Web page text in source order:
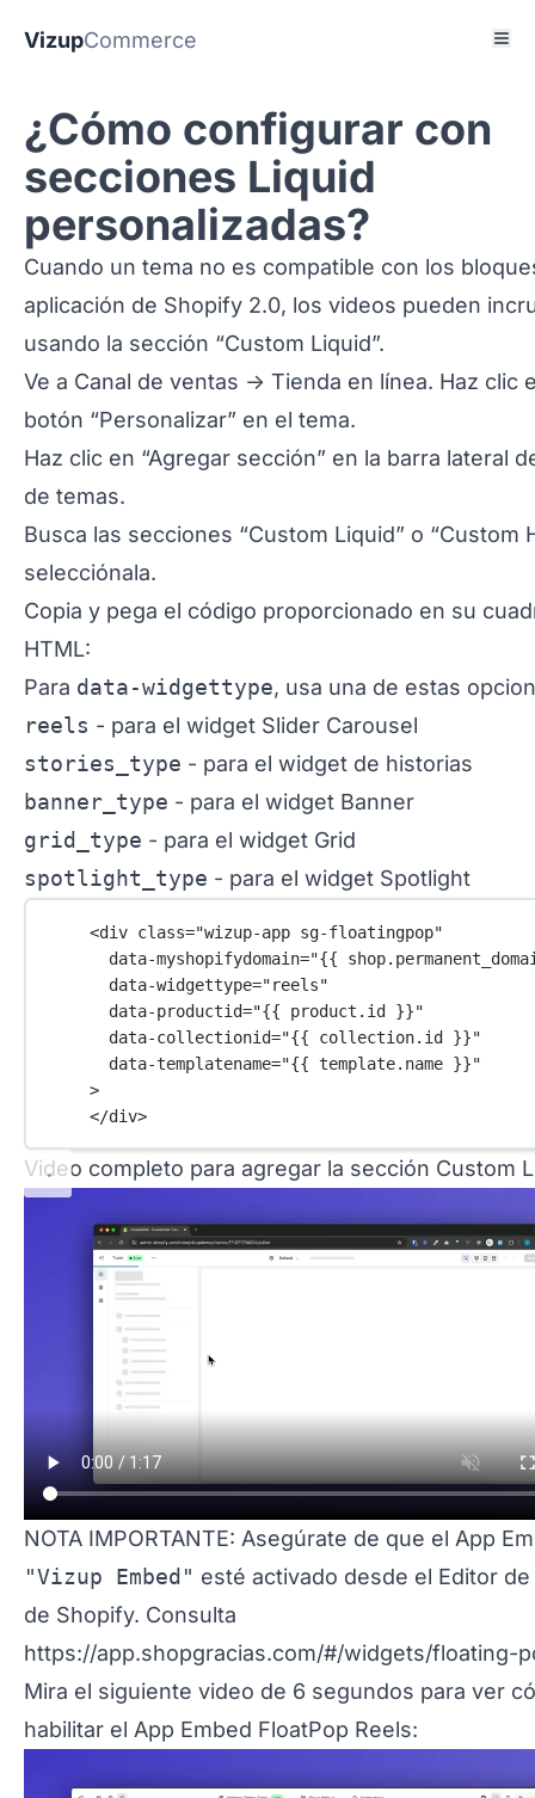
VizupCommerce
¿Cómo configurar con
secciones Liquid
personalizadas?
Cuando un tema no es compatible con los
aplicación de Shopify 2.0, los videos pueden
usando la sección “Custom Liquid”.
Ve a Canal de ventas -> Tienda en línea. Haz clic
botón “Personalizar” en el tema.
Haz clic en “Agregar sección” en la barra lateral
de temas.
Busca las secciones “Custom Liquid” o “Custom
selecciónala.
Copia y pega el código proporcionado en su
HTML:
Para data-widgettype, usa una de estas
reels - para el widget Slider Carousel
stories_type - para el widget de historias
banner_type - para el widget Banner
grid_type - para el widget Grid
spotlight_type - para el widget Spotlight
<div class="wizup-app sg-floatingpop"
data-myshopifydomain="{{ shop.
data-widgettype="reels"
data-productid="{{ product . id }}"
data-collectionid="{{ collection. id }}"
data-templatename="{{ template. name }}"
>
</div>
Video completo para agregar la sección Custom
NOTA IMPORTANTE: Asegúrate de que el App
"Vizup Embed" esté activado desde el Editor de
de Shopify. Consulta
https://app.shopgracias.com/#/widgets/floating-
Mira el siguiente video de 6 segundos para ver
habilitar el App Embed FloatPop Reels: